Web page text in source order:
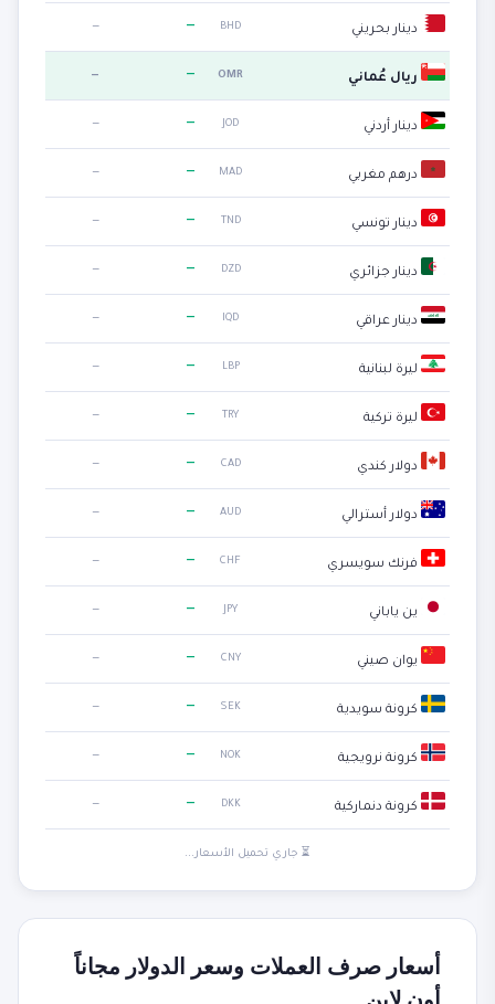
دينار بحريني BHD
—
—
ريال عُماني OMR
—
—
دينار أردني JOD
—
—
درهم مغربي MAD
—
—
دينار تونسي TND
—
—
دينار جزائري DZD
—
—
دينار عراقي IQD
—
—
ليرة لبنانية LBP
—
—
ليرة تركية TRY
—
—
دولار كندي CAD
—
—
دولار أسترالي AUD
—
—
فرنك سويسري CHF
—
—
ين ياباني JPY
—
—
يوان صيني CNY
—
—
كرونة سويدية SEK
—
—
كرونة نرويجية NOK
—
—
كرونة دنماركية DKK
—
—
⏳ جاري تحميل الأسعار...
أسعار صرف العملات وسعر الدولار مجاناً